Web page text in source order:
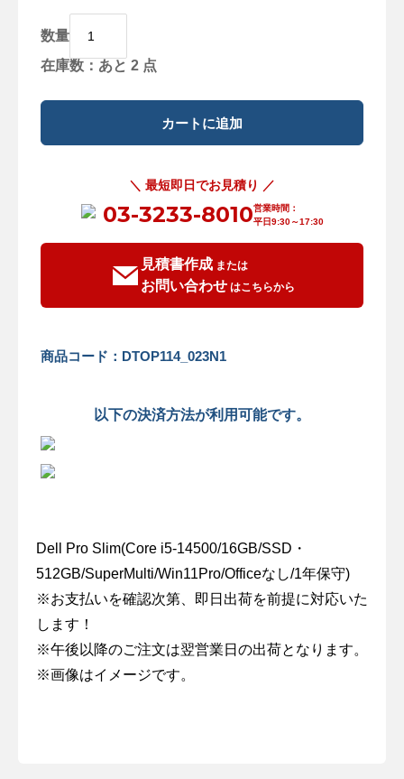
数量
在庫数：あと 2 点
＼ 最短即日でお見積り ／
03-3233-8010営業時間：
平日9:30～17:30
見積書作成または
お問い合わせはこちらから
商品コード：DTOP114_023N1
以下の決済方法が利用可能です。
Dell Pro Slim(Core i5-14500/16GB/SSD・
512GB/SuperMulti/Win11Pro/Officeなし/1年保守)
※お支払いを確認次第、即日出荷を前提に対応いた
します！
※午後以降のご注文は翌営業日の出荷となります。
※画像はイメージです。